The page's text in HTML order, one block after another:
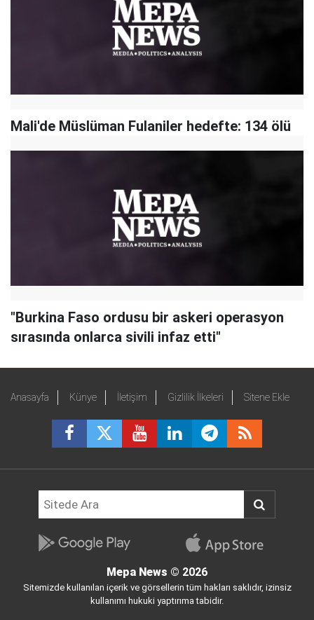
Mali'de Müslüman Fulaniler hedefte: 134 ölü
"Burkina Faso ordusu bir askeri operasyon
sırasında onlarca sivili infaz etti"
Anasayfa Künye İletişim Gizlilik İlkeleri Sitene Ekle
Mepa News © 2026
Sitemizde kullanılan içerik ve görsellerin tüm hakları saklıdır, izinsiz
kullanımı hukuki yaptırıma tabidir.